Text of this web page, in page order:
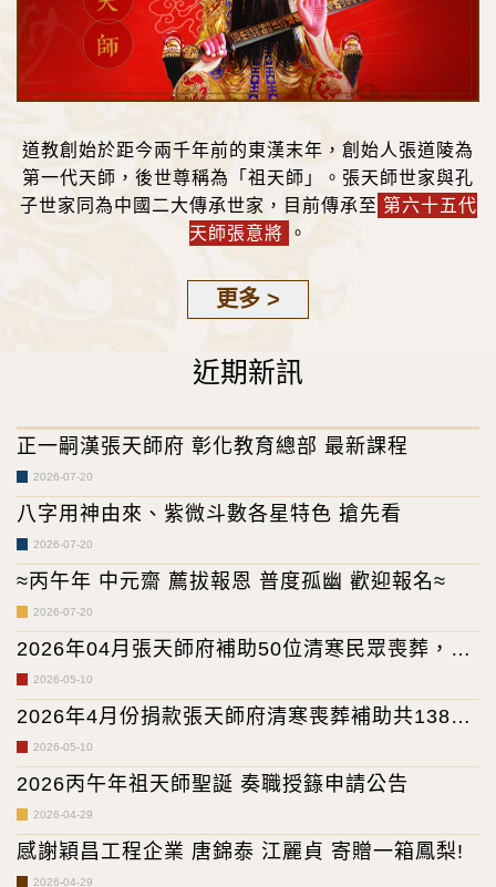
道教創始於距今兩千年前的東漢末年，創始人張道陵為
第一代天師，後世尊稱為「祖天師」。張天師世家與孔
子世家同為中國二大傳承世家，目前傳承至 第六十五代
天師張意將
。
更多 >
近期新訊
2026-07-20
正一嗣漢張天師府 彰化教育總部 最新課程
2026-07-20
八字用神由來、紫微斗數各星特色 搶先看
2026-07-20
≈丙午年 中元齋 薦拔報恩 普度孤幽 歡迎報名≈
2026-05-10
2026年04月張天師府補助50位清寒民眾喪葬，專
案0位(累計補助14,890位，專案39件)
2026-05-10
2026年4月份捐款張天師府清寒喪葬補助共138筆
(累計59,923筆)
2026-04-29
2026丙午年祖天師聖誕 奏職授籙申請公告
2026-04-29
感謝穎昌工程企業 唐錦泰 江麗貞 寄贈一箱鳳梨!